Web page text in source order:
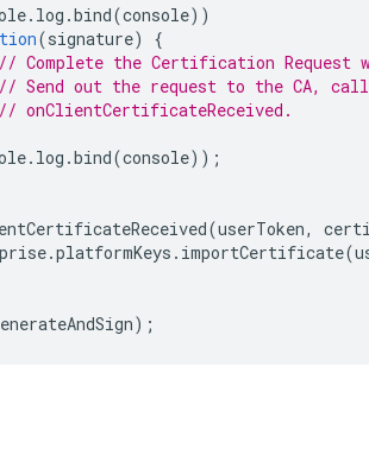
. log .bind(console))
(signature)
{
// Complete the Certification
// Send out the request to the CA,
// onClientCertificateReceived.
. log .bind(console));
(userToken,
.platformKeys . importCertificate(
);